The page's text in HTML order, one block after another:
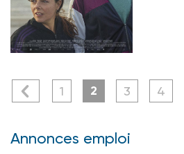
1 2 3 4
Annonces emploi